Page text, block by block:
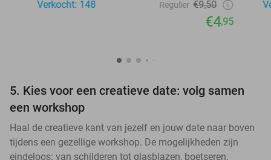
Verkocht: 148 Regulier €9,50
€4,95
5. Kies voor een creatieve date: volg samen
een workshop
Haal de creatieve kant van jezelf en jouw date naar boven
tijdens een gezellige workshop. De mogelijkheden zijn
eindeloos: van schilderen tot glasblazen, boetseren,